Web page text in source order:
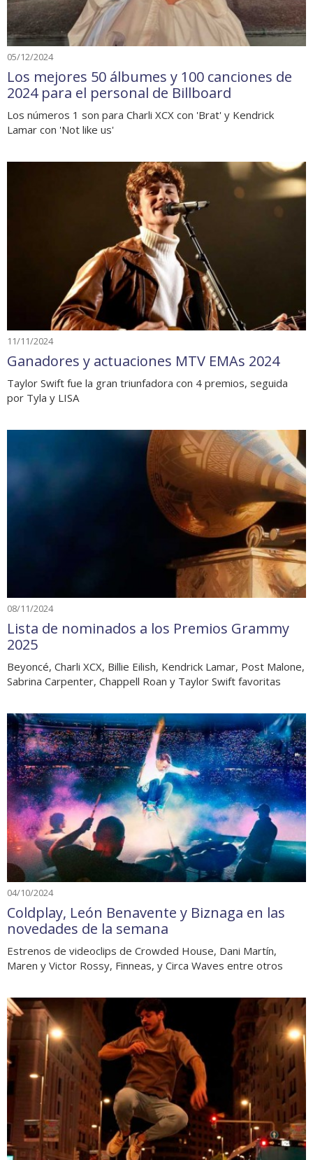
05/12/2024
Los mejores 50 álbumes y 100 canciones de
2024 para el personal de Billboard
Los números 1 son para Charli XCX con 'Brat' y Kendrick
Lamar con 'Not like us'
11/11/2024
Ganadores y actuaciones MTV EMAs 2024
Taylor Swift fue la gran triunfadora con 4 premios, seguida
por Tyla y LISA
08/11/2024
Lista de nominados a los Premios Grammy
2025
Beyoncé, Charli XCX, Billie Eilish, Kendrick Lamar, Post Malone,
Sabrina Carpenter, Chappell Roan y Taylor Swift favoritas
04/10/2024
Coldplay, León Benavente y Biznaga en las
novedades de la semana
Estrenos de videoclips de Crowded House, Dani Martín,
Maren y Victor Rossy, Finneas, y Circa Waves entre otros